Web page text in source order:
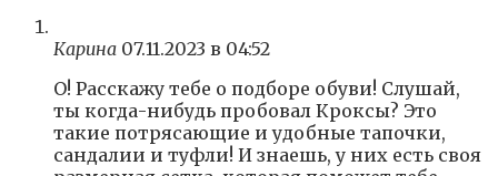
Карина 07.11.2023 в 04:52
О! Расскажу тебе о подборе обуви! Слушай,
ты когда-нибудь пробовал Кроксы? Это
такие потрясающие и удобные тапочки,
сандалии и туфли! И знаешь, у них есть своя